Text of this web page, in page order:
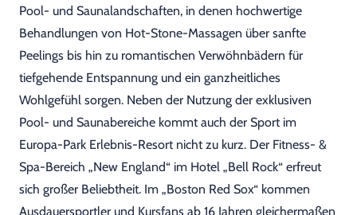
Pool- und Saunalandschaften, in denen hochwertige
Behandlungen von Hot-Stone-Massagen über sanfte
Peelings bis hin zu romantischen Verwöhnbädern für
tiefgehende Entspannung und ein ganzheitliches
Wohlgefühl sorgen. Neben der Nutzung der exklusiven
Pool- und Saunabereiche kommt auch der Sport im
Europa-Park Erlebnis-Resort nicht zu kurz. Der Fitness- &
Spa-Bereich „New England“ im Hotel „Bell Rock“ erfreut
sich großer Beliebtheit. Im „Boston Red Sox“ kommen
Ausdauersportler und Kursfans ab 16 Jahren gleichermaßen